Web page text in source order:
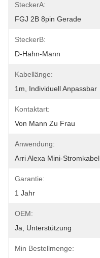
SteckerA:
FGJ 2B 8pin Gerade
SteckerB:
D-Hahn-Mann
Kabellänge:
1m, Individuell Anpassbar
Kontaktart:
Von Mann Zu Frau
Anwendung:
Arri Alexa Mini-Stromkabel
Garantie:
1 Jahr
OEM:
Ja, Unterstützung
Min Bestellmenge: